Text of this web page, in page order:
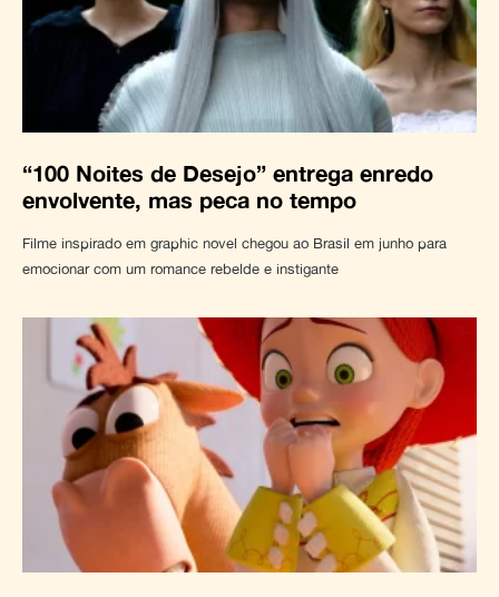
“100 Noites de Desejo” entrega enredo
envolvente, mas peca no tempo
Filme inspirado em graphic novel chegou ao Brasil em junho para
emocionar com um romance rebelde e instigante